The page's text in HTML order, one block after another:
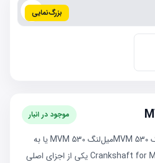
بزرگ‌نمایی
موجود در انبار
🧩 معرفی تخصصی میل‌لنگ MVM 530میل‌لنگ MVM 530 یا به
انگلیسی Crankshaft for MVM 530 Engine یکی از اجزای اصلی